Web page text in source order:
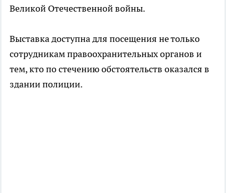
Великой Отечественной войны.
Выставка доступна для посещения не только
сотрудникам правоохранительных органов и
тем, кто по стечению обстоятельств оказался в
здании полиции.